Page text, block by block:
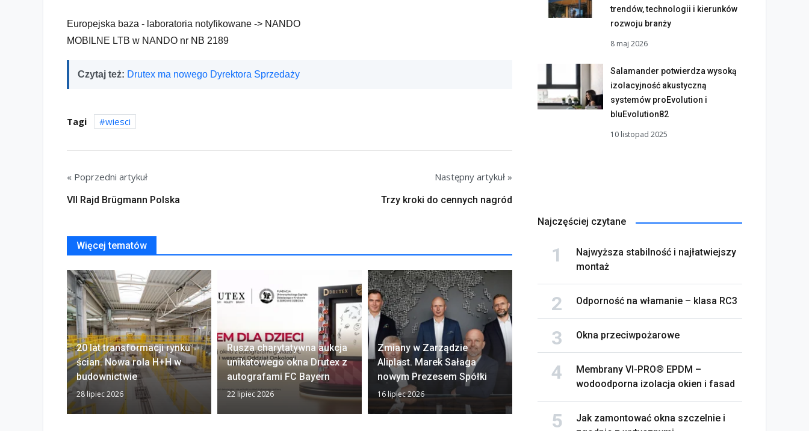
Europejska baza - laboratoria notyfikowane -> NANDO
MOBILNE LTB w NANDO nr NB 2189
Czytaj też: Drutex ma nowego Dyrektora Sprzedaży
Tagi wiesci
« Poprzedni artykuł
VII Rajd Brügmann Polska
Następny artykuł »
Trzy kroki do cennych nagród
Więcej tematów
20 lat transformacji rynku
ścian. Nowa rola H+H w
budownictwie
28 lipiec 2026
Rusza charytatywna aukcja
unikatowego okna Drutex z
autografami FC Bayern
22 lipiec 2026
Zmiany w Zarządzie
Aliplast. Marek Sałaga
nowym Prezesem Spółki
16 lipiec 2026
Okna bez tajemnic. Na co
zakupem
nowy film wizerunkowy
trendów, technologii i kierunków
rozwoju branży
8 maj 2026
Salamander potwierdza wysoką
izolacyjność akustyczną
systemów proEvolution i
bluEvolution82
10 listopad 2025
Najczęściej czytane
Najwyższa stabilność i najłatwiejszy
montaż
Odporność na włamanie – klasa RC3
Okna przeciwpożarowe
Membrany VI-PRO® EPDM –
wodoodporna izolacja okien i fasad
Jak zamontować okna szczelnie i